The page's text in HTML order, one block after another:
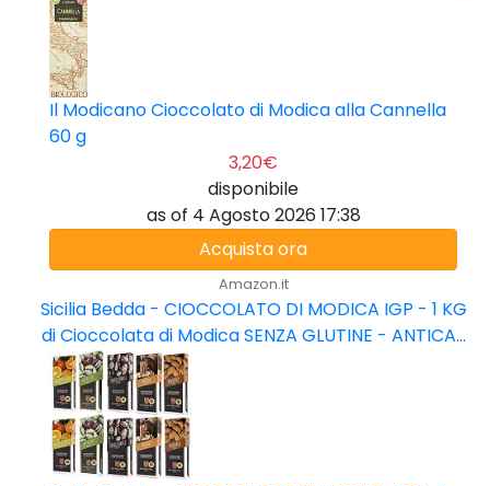
Il Modicano Cioccolato di Modica alla Cannella
60 g
3,20€
disponibile
as of 4 Agosto 2026 17:38
Acquista ora
Amazon.it
Sicilia Bedda - CIOCCOLATO DI MODICA IGP - 1 KG
di Cioccolata di Modica SENZA GLUTINE - ANTICA...